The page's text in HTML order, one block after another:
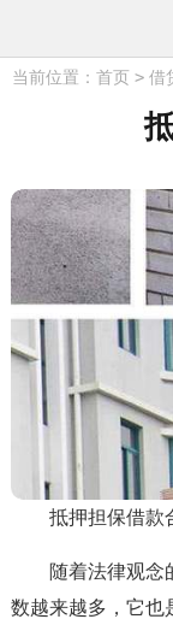
当前位置： 首页 > 借
抵押担保借款
随着法律观念
数越来越多，它也